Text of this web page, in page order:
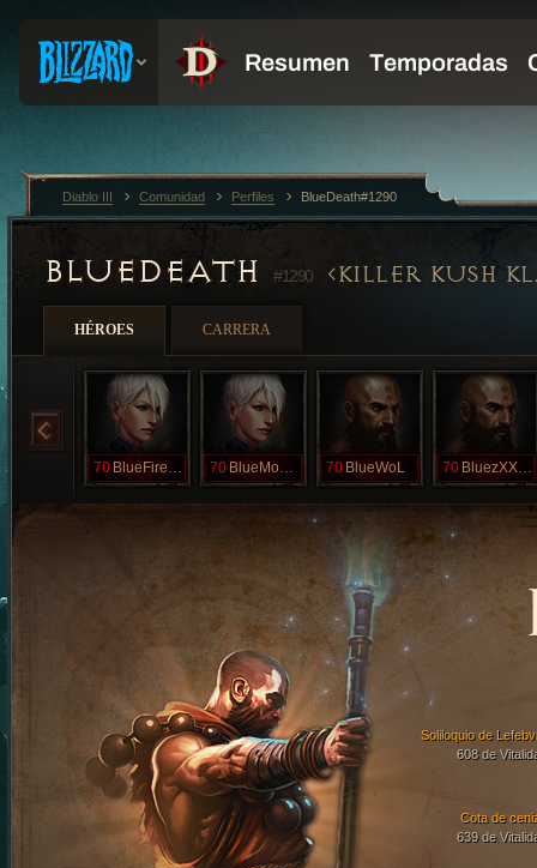
BLUEDEATH #1290 KILLER KUSH
HÉROES CARRERA
70 BlueFireHC 70 BlueMonkey 70 BlueWoL 70 BluezXXXII
Cota de
639 de
Soliloquio de
608 de
Diablo III Comunidad Perfiles BlueDeath#1290